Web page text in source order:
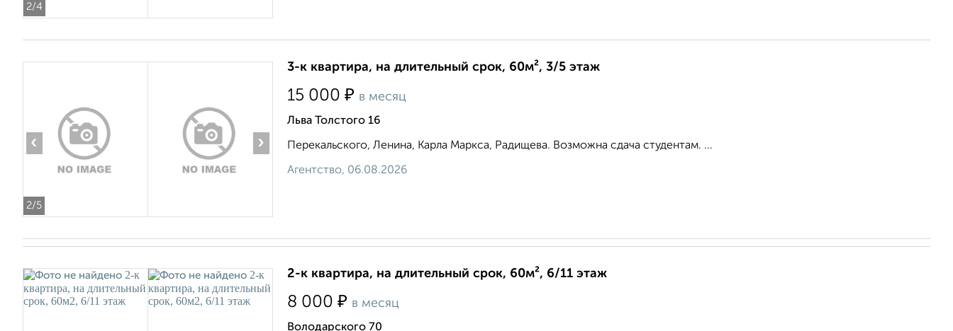
2/4
2/5
‹ ›
3-к квартира, на длительный срок, 60м², 3/5 этаж
15 000 ₽ в месяц
Льва Толстого 16
Перекальского, Ленина, Карла Маркса, Радищева. Возможна сдача студентам. ...
Агентство, 06.08.2026
2-к квартира, на длительный срок, 60м², 6/11 этаж
8 000 ₽ в месяц
Володарского 70